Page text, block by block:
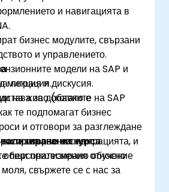
и навигацията в
бизнес модулите, свързани
и управлението.
модели на SAP и
миграция.
за добавките на SAP
те подпомагат бизнес
свързани с миграцията, и
общи притеснения относно
лекция и дискусия.
на живо (когато е
и отговори за разглеждане
притеснения на
на курса
персонализирано обучение
моля, свържете се с нас за